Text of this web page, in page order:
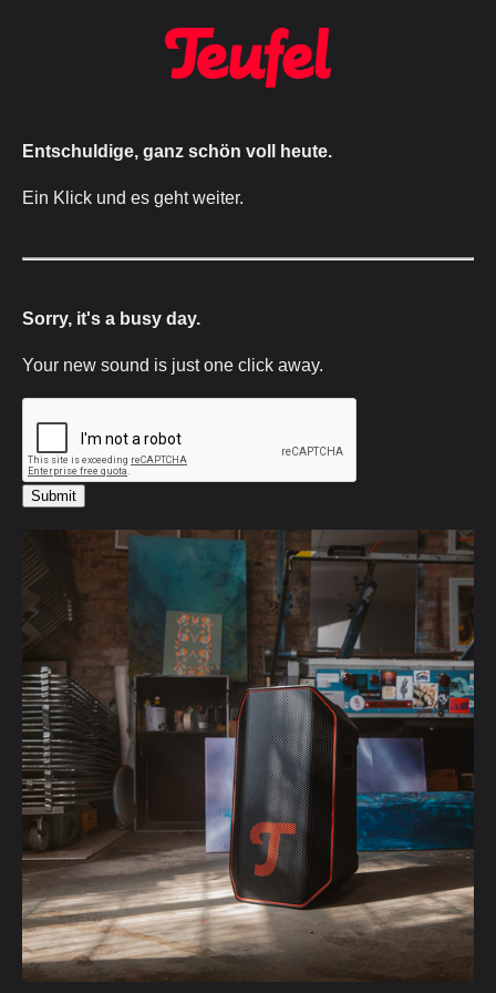
Entschuldige, ganz schön voll heute.
Ein Klick und es geht weiter.
Sorry, it's a busy day.
Your new sound is just one click away.